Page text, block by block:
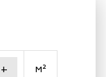
+ м²